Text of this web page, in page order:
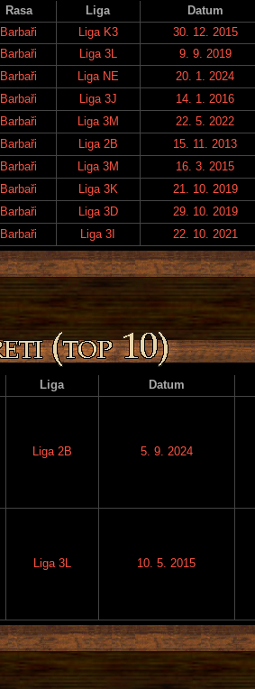
Rasa Liga Datum
Barbaři Liga K3 30. 12. 2015
Barbaři Liga 3L 9. 9. 2019
Barbaři Liga NE 20. 1. 2024
Barbaři Liga 3J 14. 1. 2016
Barbaři Liga 3M 22. 5. 2022
Barbaři Liga 2B 15. 11. 2013
Barbaři Liga 3M 16. 3. 2015
Barbaři Liga 3K 21. 10. 2019
Barbaři Liga 3D 29. 10. 2019
Barbaři Liga 3I 22. 10. 2021
Liga Datum
Liga 2B 5. 9. 2024
Liga 3L 10. 5. 2015